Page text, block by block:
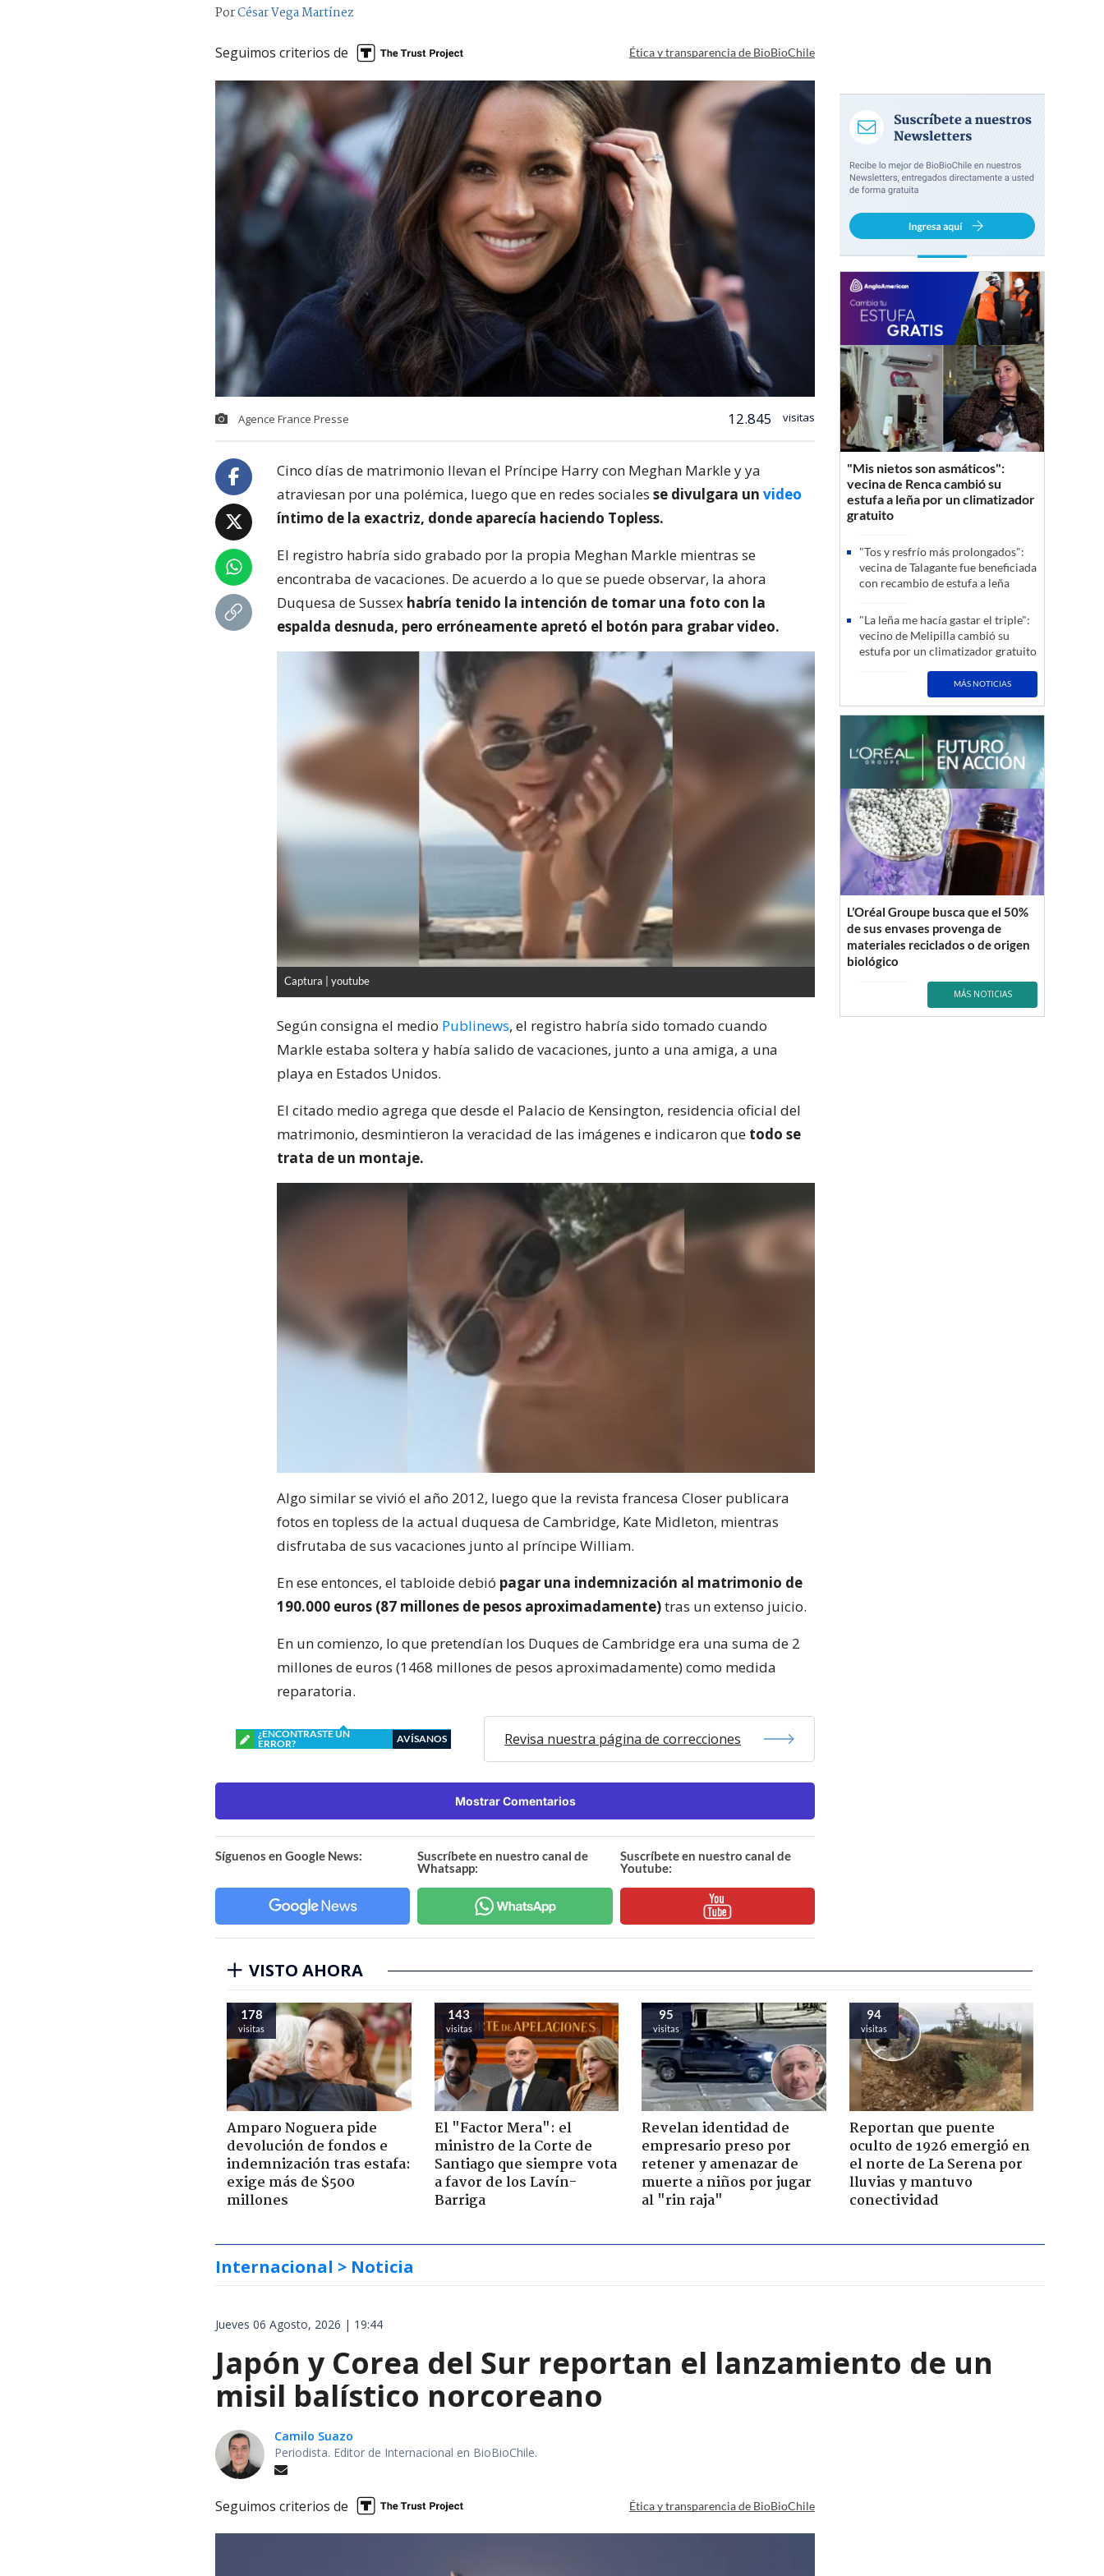
PorCésar Vega Martínez
Seguimos criterios de Ética y transparencia de BioBioChile
Agence France Presse 12.845 visitas
Cinco días de matrimonio llevan el Príncipe Harry con Meghan Markle y ya
atraviesan por una polémica, luego que en redes sociales se divulgara un video
íntimo de la exactriz, donde aparecía haciendo Topless.
El registro habría sido grabado por la propia Meghan Markle mientras se
encontraba de vacaciones. De acuerdo a lo que se puede observar, la ahora
Duquesa de Sussex habría tenido la intención de tomar una foto con la
espalda desnuda, pero erróneamente apretó el botón para grabar video.
Captura | youtube
Según consigna el medio Publinews, el registro habría sido tomado cuando
Markle estaba soltera y había salido de vacaciones, junto a una amiga, a una
playa en Estados Unidos.
El citado medio agrega que desde el Palacio de Kensington, residencia oficial del
matrimonio, desmintieron la veracidad de las imágenes e indicaron que todo se
trata de un montaje.
Algo similar se vivió el año 2012, luego que la revista francesa Closer publicara
fotos en topless de la actual duquesa de Cambridge, Kate Midleton, mientras
disfrutaba de sus vacaciones junto al príncipe William.
En ese entonces, el tabloide debió pagar una indemnización al matrimonio de
190.000 euros (87 millones de pesos aproximadamente)tras un extenso juicio.
En un comienzo, lo que pretendían los Duques de Cambridge era una suma de 2
millones de euros (1468 millones de pesos aproximadamente) como medida
reparatoria.
¿ENCONTRASTE UN
ERROR?
AVÍSANOS Revisa nuestra página de correcciones
Mostrar Comentarios
Síguenos en Google News:
Suscríbete en nuestro canal de
Whatsapp:
Suscríbete en nuestro canal de
Youtube:
"Mis nietos son asmáticos":
vecina de Renca cambió su
estufa a leña por un climatizador
gratuito
"Tos y resfrío más prolongados":
vecina de Talagante fue beneficiada
con recambio de estufa a leña
"La leña me hacía gastar el triple":
vecino de Melipilla cambió su
estufa por un climatizador gratuito
MÁS NOTICIAS
L’Oréal Groupe busca que el 50%
de sus envases provenga de
materiales reciclados o de origen
biológico
MÁS NOTICIAS
VISTO AHORA
178
visitas
Amparo Noguera pide
devolución de fondos e
indemnización tras estafa:
exige más de $500
millones
143
visitas
El "Factor Mera": el
ministro de la Corte de
Santiago que siempre vota
a favor de los Lavín-
Barriga
95
visitas
Revelan identidad de
empresario preso por
retener y amenazar de
muerte a niños por jugar
al "rin raja"
94
visitas
Reportan que puente
oculto de 1926 emergió en
el norte de La Serena por
lluvias y mantuvo
conectividad
Internacional > Noticia
Jueves 06 Agosto, 2026 | 19:44
Japón y Corea del Sur reportan el lanzamiento de un
misil balístico norcoreano
Camilo Suazo
Periodista. Editor de Internacional en BioBioChile.
Seguimos criterios de Ética y transparencia de BioBioChile